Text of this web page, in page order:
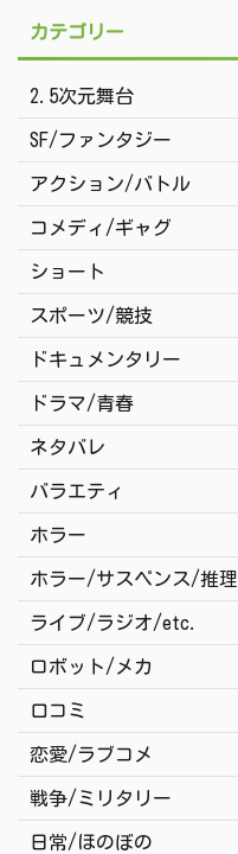
カテゴリー
2.5次元舞台
SF/ファンタジー
アクション/バトル
コメディ/ギャグ
ショート
スポーツ/競技
ドキュメンタリー
ドラマ/青春
ネタバレ
バラエティ
ホラー
ホラー/サスペンス/推理
ライブ/ラジオ/etc.
ロボット/メカ
口コミ
恋愛/ラブコメ
戦争/ミリタリー
日常/ほのぼの